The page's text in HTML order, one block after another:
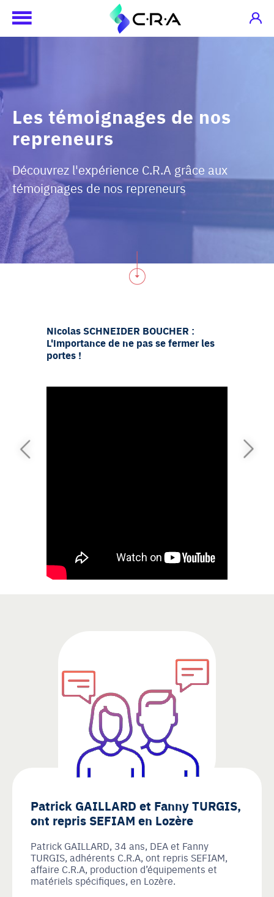
Les témoignages de nos
repreneurs
Découvrez l'expérience C.R.A grâce aux
témoignages de nos repreneurs
Nicolas SCHNEIDER BOUCHER :
L'importance de ne pas se fermer les
portes !
Patrick GAILLARD et Fanny TURGIS,
ont repris SEFIAM en Lozère
Patrick GAILLARD, 34 ans, DEA et Fanny
TURGIS, adhérents C.R.A, ont repris SEFIAM,
affaire C.R.A, production d’équipements et
matériels spécifiques, en Lozère.